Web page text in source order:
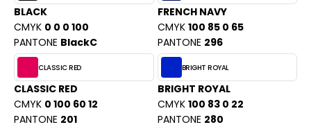
VETEMENTS
- BLANKS
BLACK
CMYK 0 0 0 100
PANTONE BlackC
FRENCH NAVY
CMYK 100 85 0 65
PANTONE 296
CLASSIC RED
CLASSIC RED
CMYK 0 100 60 12
PANTONE 201
BRIGHT ROYAL
BRIGHT ROYAL
CMYK 100 83 0 22
PANTONE 280